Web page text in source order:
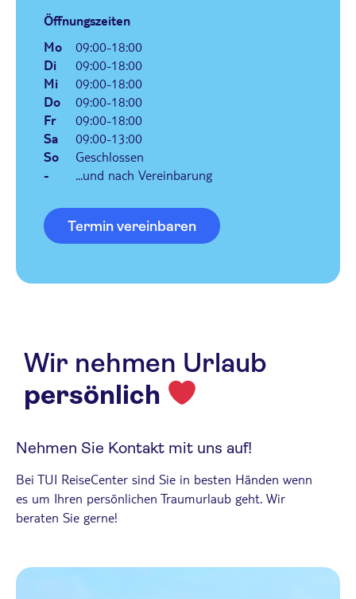
Öffnungszeiten
Mo
09:00-18:00
Di
09:00-18:00
Mi
09:00-18:00
Do
09:00-18:00
Fr
09:00-18:00
Sa
09:00-13:00
So
Geschlossen
-
...und nach Vereinbarung
Termin vereinbaren
Wir nehmen Urlaub
persönlich
Nehmen Sie Kontakt mit uns auf!
Bei TUI ReiseCenter sind Sie in besten Händen wenn
es um Ihren persönlichen Traumurlaub geht. Wir
beraten Sie gerne!